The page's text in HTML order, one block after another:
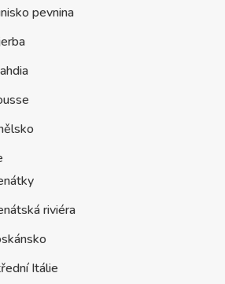
pevnina
riviéra
Itálie